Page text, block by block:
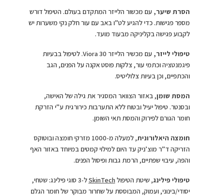
הסרת שיער, עם מכשור הלייזר המתקדם בעולם. הטיפול דורש
מספר פגישות. כדי להגיע לט”ו באב עם עור חלק נקי משערות יש
לקבוע פגישה בקליניקה מבעוד מועד.
טיפולי לייזר,
עם מכשיר הלייזר Viora 30. לטיפול בבעיות
פיגמנטציה וכתמי עור, צלקות פוסט אקנה על הפנים, הגב
והכתפיים, וכן בעיות צלוליטיס.
המסת שומן, באזור הצוואר המסגיר את גילה של האישה,
ובסנטר. טיפול יעיל ובטוח ללא התערבות כירורגית ע”י הזרקת
חומר הגורם לפירוק והמסת תאי השומן.
חומצה היאלורונית
, למעלה מ-1000 מזרקי חומצה ובוטוקס
הזריקה ד”ר מוצ’ניק עד היום למילוי קמטים במיוחד באזור האף
והפה, עיבוי שפתיים, הרמת גבות ופיסול הפנים.
טיפולי פילינג, שיטת הטיפולSkinTech
ל-3 סוגי פילינג: שטחי,
יסודי/בינוני, ועמוק, המבוססת על שחרור מבוקר של חומר הגלם